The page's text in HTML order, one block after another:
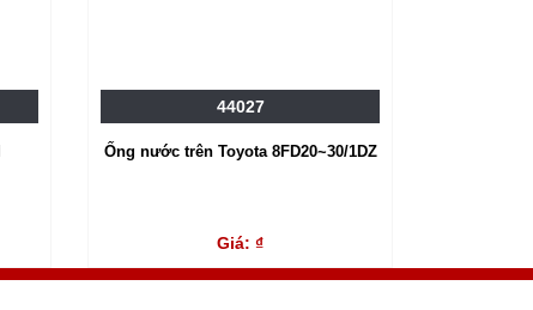
44027
Ống nước trên Toyota 8FD20~30/1DZ
Giá: ₫